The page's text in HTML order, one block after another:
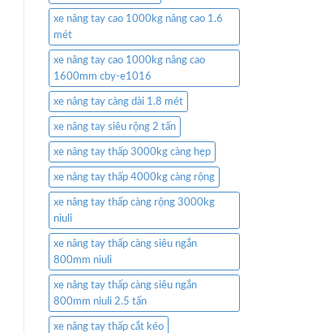
xe nâng tay cao 1000kg nâng cao 1.6
mét
xe nâng tay cao 1000kg nâng cao
1600mm cby-e1016
xe nâng tay càng dài 1.8 mét
xe nâng tay siêu rộng 2 tấn
xe nâng tay thấp 3000kg càng hẹp
xe nâng tay thấp 4000kg càng rộng
xe nâng tay thấp càng rộng 3000kg
niuli
xe nâng tay thấp càng siêu ngắn
800mm niuli
xe nâng tay thấp càng siêu ngắn
800mm niuli 2.5 tấn
xe nâng tay thấp cắt kéo